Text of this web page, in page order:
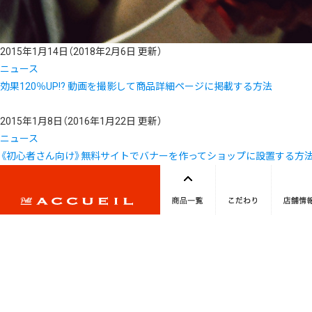
2015年1月14日 （2018年2月6日 更新）
ニュース
効果120％UP!? 動画を撮影して商品詳細ページに掲載する方法
2015年1月8日 （2016年1月22日 更新）
ニュース
《初心者さん向け》無料サイトでバナーを作ってショップに設置する方